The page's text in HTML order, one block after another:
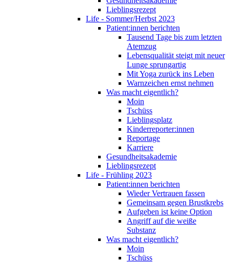
Lieblingsrezept
Life - Sommer/Herbst 2023
Patient:innen berichten
Tausend Tage bis zum letzten
Atemzug
Lebensqualität steigt mit neuer
Lunge sprungartig
Mit Yoga zurück ins Leben
Warnzeichen ernst nehmen
Was macht eigentlich?
Moin
Tschüss
Lieblingsplatz
Kinderreporter:innen
Reportage
Karriere
Gesundheitsakademie
Lieblingsrezept
Life - Frühling 2023
Patient:innen berichten
Wieder Vertrauen fassen
Gemeinsam gegen Brustkrebs
Aufgeben ist keine Option
Angriff auf die weiße
Substanz
Was macht eigentlich?
Moin
Tschüss